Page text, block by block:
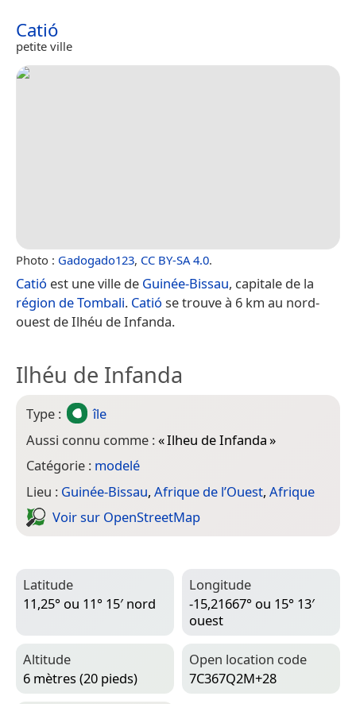
Catió
petite ville
Photo : Gadogado123, CC BY-SA 4.0.
Catió est une ville de Guinée-Bissau, capitale de la
région de Tombali. Catió se trouve à 6 km au nord-
ouest de Ilhéu de Infanda.
Ilhéu de Infanda
Type :
île
Aussi connu comme :«Ilheu de Infanda»
Catégorie : modelé
Lieu : Guinée-Bissau, Afrique de l’Ouest, Afrique
Voir sur Open­Street­Map
Latitude
11,25° ou 11° 15′ nord
Longitude
-15,21667° ou 15° 13′
ouest
Altitude
6 mètres (20 pieds)
Open location code
7C367Q2M+28